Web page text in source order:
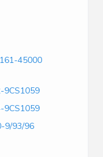
45000
9/93/96